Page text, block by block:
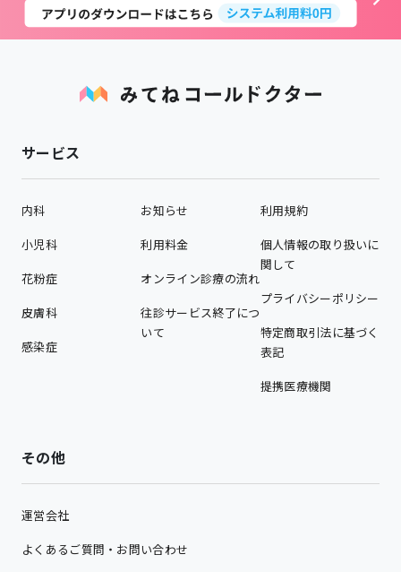
サービス
内科
小児科
花粉症
皮膚科
感染症
お知らせ
利用料金
オンライン診療の流れ
往診サービス終了につ
いて
利用規約
個人情報の取り扱いに
関して
プライバシーポリシー
特定商取引法に基づく
表記
提携医療機関
その他
運営会社
よくあるご質問・お問い合わせ